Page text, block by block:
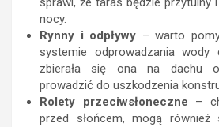
nocy.
Rynny i odpływy – warto
systemie odprowadzania wody
zbierała się ona na dachu
prowadzić do uszkodzenia
Rolety przeciwsłoneczne –
przed słońcem, mogą również